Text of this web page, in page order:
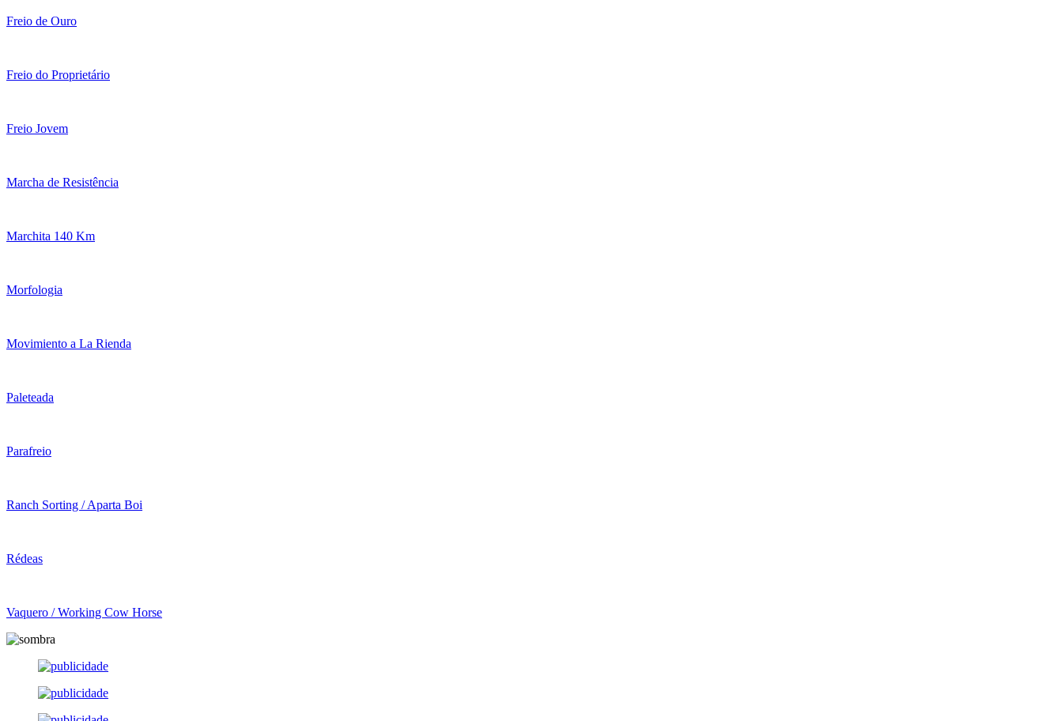
Freio de Ouro
Freio do Proprietário
Freio Jovem
Marcha de Resistência
Marchita 140 Km
Morfologia
Movimiento a La Rienda
Paleteada
Parafreio
Ranch Sorting / Aparta Boi
Rédeas
Vaquero / Working Cow Horse